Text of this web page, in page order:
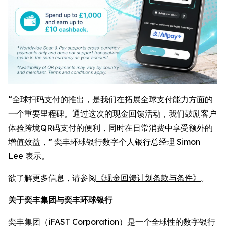
“全球扫码支付的推出，是我们在拓展全球支付能力方面的
一个重要里程碑。通过这次的现金回馈活动，我们鼓励客户
体验跨境QR码支付的便利，同时在日常消费中享受额外的
增值效益，” 奕丰环球银行数字个人银行总经理 Simon
Lee 表示。
欲了解更多信息，请参阅 《现金回馈计划条款与条件》 。
关于奕丰集团与奕丰环球银行
奕丰集团（iFAST Corporation）是一个全球性的数字银行